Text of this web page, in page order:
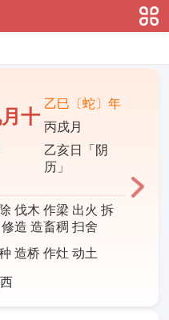
十
乙巳〔蛇〕年
丙戌月
乙亥日「阴
历」
伐木 作梁 出火 拆
造 造畜稠 扫舍
造桥 作灶 动土